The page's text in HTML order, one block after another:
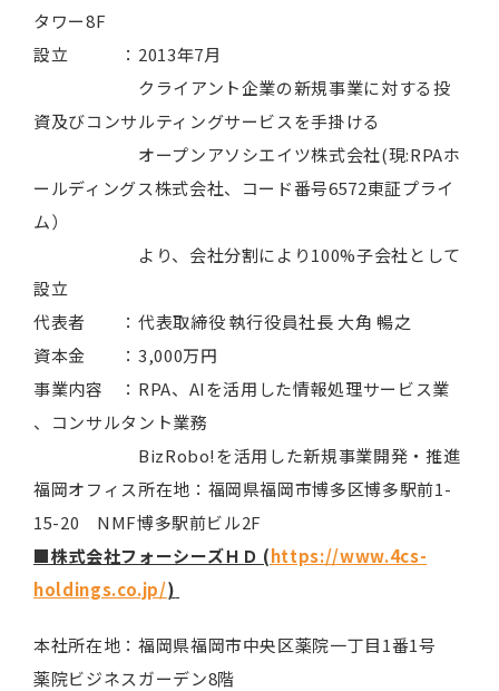
タワー8F
設立 ：2013年7月
クライアント企業の新規事業に対する投
資及びコンサルティングサービスを手掛ける
オープンアソシエイツ株式会社(現:RPAホ
ールディングス株式会社、コード番号6572東証プライ
ム）
より、会社分割により100%子会社として
設立
代表者 ：代表取締役 執行役員社長 大角 暢之
資本金 ：3,000万円
事業内容 ：RPA、AIを活用した情報処理サービス業
、コンサルタント業務
BizRobo!を活用した新規事業開発・推進
福岡オフィス所在地：福岡県福岡市博多区博多駅前1-
15-20 NMF博多駅前ビル2F
■株式会社フォーシーズＨＤ (https://www.4cs-
holdings.co.jp/)
本社所在地：福岡県福岡市中央区薬院一丁目1番1号
薬院ビジネスガーデン8階